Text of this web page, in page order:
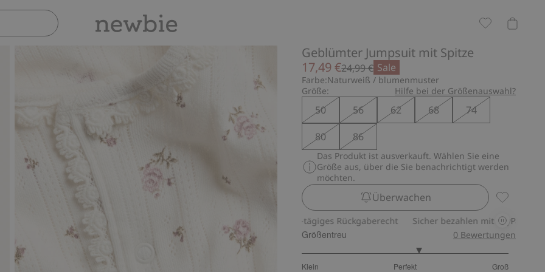
Geblümter Jumpsuit mit Spitze
17,49 €24,99 € Sale
Farbe:Naturweiß / blumenmuster
Größe:
Hilfe bei der Größenauswahl?
50 56 62 68
74
80
86
Das Produkt ist ausverkauft. Wählen Sie eine
Größe aus, über die Sie benachrichtigt werden
möchten.
Überwachen
Sicher bezahlen mit PayPal & Apple Pay 30-tägiges Rückgaberecht Sicher bezahlen mit PayPal & Apple Pay
Größentreu
Klein Perfekt Groß
0 Bewertungen